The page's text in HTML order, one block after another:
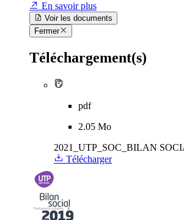
En savoir plus
Voir les documents
Fermer
Téléchargement(s)
pdf
2.05 Mo
2021_UTP_SOC_BILAN
Télécharger